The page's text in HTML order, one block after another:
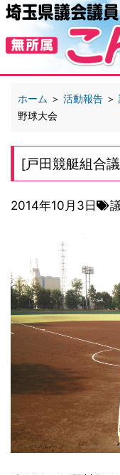
ホーム ＞ 活動報告 ＞
野球大会
[戸田競艇組合
2014年10月3日